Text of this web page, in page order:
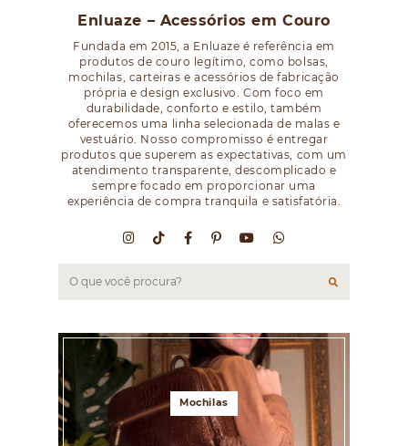
Enluaze – Acessórios em Couro
Fundada em 2015, a Enluaze é referência em
produtos de couro legítimo, como bolsas,
mochilas, carteiras e acessórios de fabricação
própria e design exclusivo. Com foco em
durabilidade, conforto e estilo, também
oferecemos uma linha selecionada de malas e
vestuário. Nosso compromisso é entregar
produtos que superem as expectativas, com um
atendimento transparente, descomplicado e
sempre focado em proporcionar uma
experiência de compra tranquila e satisfatória.
Mochilas